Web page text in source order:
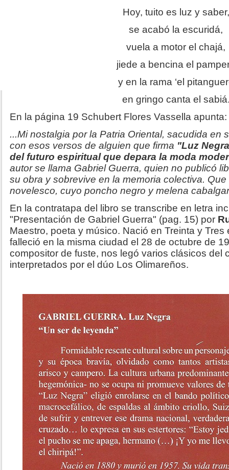
Hoy, tuito es luz y saber,
se acabó la escuridá,
vuela a motor el chajá,
jiede a bencina el
y en la rama ‘el
en gringo canta el
En la página 19 Schubert Flores Vassella apunta:
...Mi nostalgia por la Patria Oriental, sacudida en
con esos versos de alguien que firma "Luz
del futuro espiritual que depara la moda
autor se llama Gabriel Guerra, quien no publicó
su obra y sobrevive en la memoria colectiva.
novelesco, cuyo poncho negro y melena
En la contratapa del libro se transcribe en letra
"Presentación de Gabriel Guerra" (pag. 15) por
Maestro, poeta y músico. Nació en Treinta y Tres
falleció en la misma ciudad el 28 de octubre de
compositor de fuste, nos legó varios clásicos del
interpretados por el dúo Los Olimareños.